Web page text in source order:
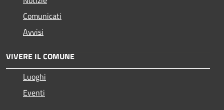
Comunicati
Avvisi
VIVERE IL COMUNE
Luoghi
Eventi